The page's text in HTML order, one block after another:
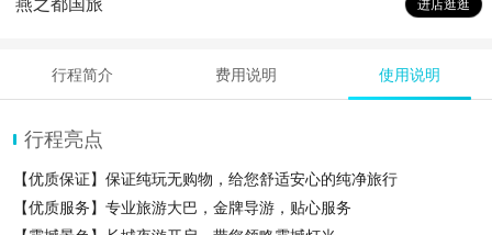
进店逛逛
行程简介 费用说明 使用说明
行程亮点
【优质保证】保证纯玩无购物，给您舒适安心的纯净旅行
【优质服务】专业旅游大巴，金牌导游，贴心服务